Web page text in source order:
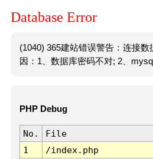
Database Error
(1040) 365建站错误警告：连接
因：1、数据库密码不对; 2、
PHP Debug
No. File
1
/index.php